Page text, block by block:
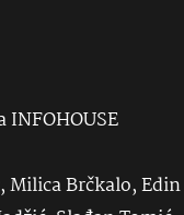
Milica Brčkalo,